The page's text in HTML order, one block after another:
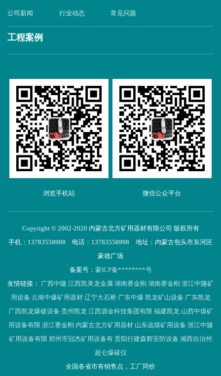
公司新闻 行业动态 常见问题
工程案例
浏览手机站 微信公众平台
Copyright © 2002-2020 内蒙古北方矿用器材有限公司 版权所有
手机：13783558998 电话：13783558998 地址：内蒙古包头市东河区
豪德广场
备案号： 蒙ICP备********号
友情链接： 广西中隧 江西凯美龙金属 湖南赛金刚 湖南赛金刚 浙江中隧矿
用设备 云南中爆矿用器材 辽宁大石桥 广东中爆 凯龙矿山设备 广东凯龙
广西凯龙爆破设备 贵州凯龙 江西源金科技集团有限 福建凯龙 山西中煤矿
用设备有限 浙江赛金刚 内蒙古北方矿用器材 山东远煤矿用设备 浙江中隧
矿用设备有限 郑州市冠杰矿用设备有 贵阳行建森辉安防设备 湘西自治州
超仑爆破仪
全国各省市有销售点，工厂同价